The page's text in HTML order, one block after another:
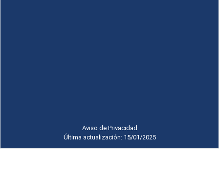
Aviso de Privacidad
Última actualización: 15/01/2025